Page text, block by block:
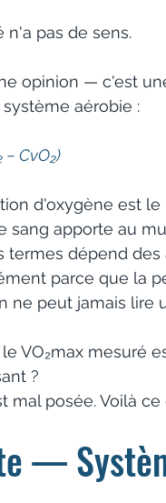
n'a pas de sens.
opinion — c'est
aérobie :
− CvO₂)
d'oxygène est
sang apporte au
termes dépend des
parce que la
ne peut jamais lire
VO₂max mesuré
?
mal posée. Voilà
—